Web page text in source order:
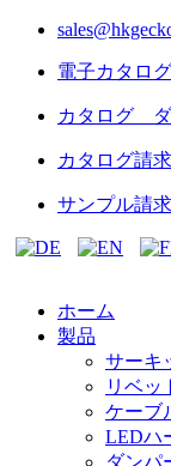
電子カタログ
カタログ ダ
カタログ請求
サンプル請求
ホーム
製品
サーキ
リベッ
ケーブ
LEDハ
ダンパ